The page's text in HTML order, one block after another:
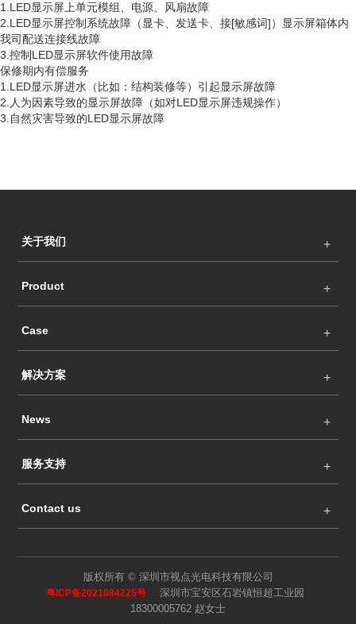
Language
1.LED显示屏上单元模组、电源、风扇故障
2.LED显示屏控制系统故障（显卡、发送卡、接[敏感词]）显示屏箱体内
我司配送连接线故障
3.控制LED显示屏软件使用故障
保修期内有偿服务
1.LED显示屏进水（比如：结构装修等）引起显示屏故障
2.人为因素导致的显示屏故障（如对LED显示屏违规操作）
3.自然灾害导致的LED显示屏故障
关于我们
Product
Case
解决方案
News
服务支持
Contact us
版权所有 © 深圳市视点光电科技有限公司
粤ICP备2021084225号
深圳市宝安区石岩镇恒超工业园
18300005762 赵女士